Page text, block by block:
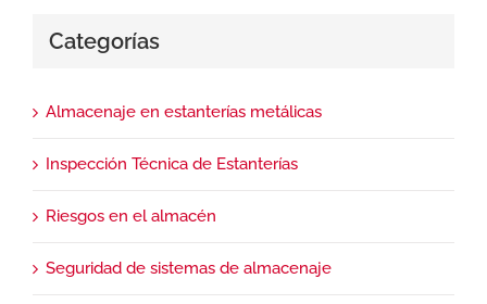
Categorías
Almacenaje en estanterías metálicas
Inspección Técnica de Estanterías
Riesgos en el almacén
Seguridad de sistemas de almacenaje